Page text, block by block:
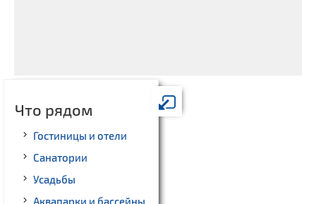
Что рядом
Гостиницы и отели
Санатории
Усадьбы
Аквапарки и бассейны